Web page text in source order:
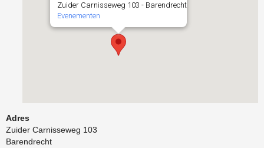
Zuider Carnisseweg 103 - Barendrecht
Evenementen
Adres
Zuider Carnisseweg 103
Barendrecht